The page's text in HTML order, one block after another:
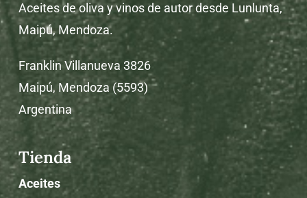
Aceites de oliva y vinos de autor desde Lunlunta,
Maipú, Mendoza.
Franklin Villanueva 3826
Maipú, Mendoza (5593)
Argentina
Tienda
Aceites